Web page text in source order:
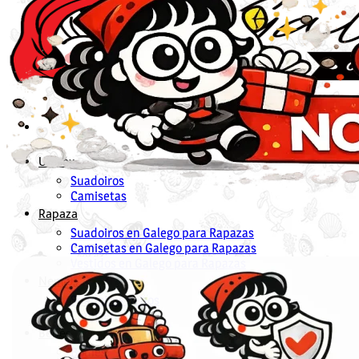
Unisex
Suadoiros
Camisetas
Rapaza
Suadoiros en Galego para Rapazas
Camisetas en Galego para Rapazas
Nen@s
Suadoiros nenos
Camisetas
Bebés
Bodies